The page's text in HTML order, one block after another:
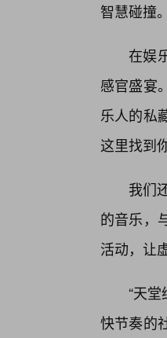
智慧碰撞
在娱
感官盛宴
乐人的私
这里找到
我们
的音乐，
活动，让
“天
快节奏的